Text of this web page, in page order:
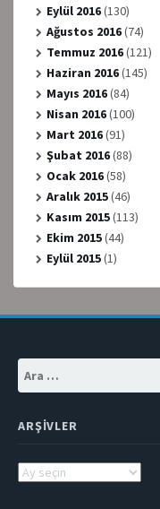
Eylül 2016(130)
Ağustos 2016(74)
Temmuz 2016(121)
Haziran 2016(145)
Mayıs 2016(84)
Nisan 2016(100)
Mart 2016(91)
Şubat 2016(88)
Ocak 2016(58)
Aralık 2015(46)
Kasım 2015(113)
Ekim 2015(44)
Eylül 2015(1)
ARŞIVLER
Arşivler